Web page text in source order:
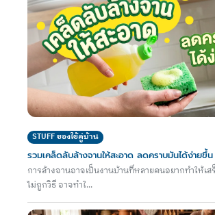
STUFF ของใช้คู่บ้าน
รวมเคล็ดลับล้างจานให้สะอาด ลดคราบมันได้ง่ายขึ้น
การล้างจานอาจเป็นงานบ้านที่หลายคนอยากทำให้เส
ไม่ถูกวิธี อาจทำใ...